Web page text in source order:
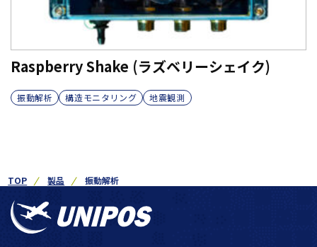
Raspberry Shake (ラズベリーシェイク)
振動解析 構造モニタリング 地震観測
TOP 製品 振動解析